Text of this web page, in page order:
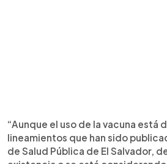
“Aunque el uso de la vacuna está
lineamientos que han sido
de Salud Pública de El Salvador,